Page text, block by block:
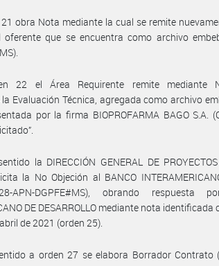
obra Nota mediante la cual se remite
oferente que se encuentra como archivo
22 el Área Requirente remite mediante
la Evaluación Técnica, agregada como archivo
por la firma BIOPROFARMA BAGO S.A.
la DIRECCIÓN GENERAL DE
la No Objeción al BANCO
APN-DGPFE#MS), obrando
DE DESARROLLO mediante nota
de 2021 (orden 25).
a orden 27 se elabora Borrador Contrato